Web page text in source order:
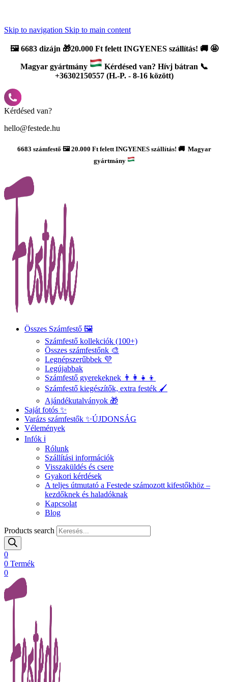
Skip to navigation Skip to main content
🖼️6683 dizájn 🎁20.000 Ft felett INGYENES szállítás! 🚚 🤩
Magyar gyártmány
Kérdésed van? Hívj bátran 📞
+36302150557 (H.-P. - 8-16 között)
Kérdésed van?
hello@festede.hu
6683 számfestő 🖼️ 20.000 Ft felett INGYENES szállítás! 🚚 Magyar
gyártmány
Összes Számfestő 🖼️
Számfestő kollekciók (100+)
Összes számfestőnk 🎨
Legnépszerűbbek 💜
Legújabbak
Számfestő gyerekeknek 👨‍👩‍👧‍👦
Számfestő kiegészítők, extra festék 🖌️
Ajándékutalványok 🎁
Saját fotós ✨
Varázs számfestők ✨ÚJDONSÁG
Vélemények
Infók ℹ️
Rólunk
Szállítási információk
Visszaküldés és csere
Gyakori kérdések
A teljes útmutató a Festede számozott kifestőkhöz –
kezdőknek és haladóknak
Kapcsolat
Blog
Products search
0
0 Termék
0